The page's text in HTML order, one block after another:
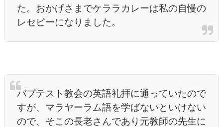
た。おかげさまでケララカレーは私の自慢の
レセピーになりました。
バプテスト教会の英語礼拝に通っていたので
すが、マラヤーラム語を学ばないといけない
ので、そこの長老さんであり元教師の先生に